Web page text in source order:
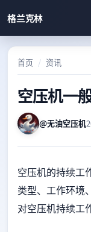
格兰克林
首页 资讯
空压机一
@无油空压机
空压机的持续工
类型、工作环境
对空压机持续工